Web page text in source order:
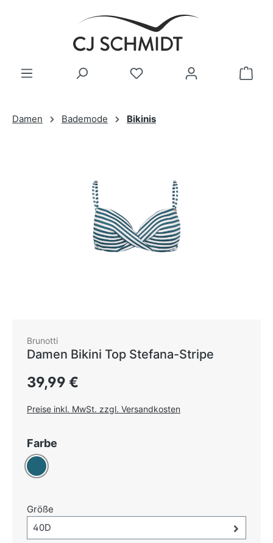
Zum Hauptinhalt springen
Damen Bademode Bikinis
Brunotti
Damen Bikini Top Stefana-Stripe
Regulärer Preis:
39,99 €
Preise inkl. MwSt. zzgl. Versandkosten
Farbe
Petrol
Größe
Größe-Auswahl öffnen, aktuell ausgewählt:
40D